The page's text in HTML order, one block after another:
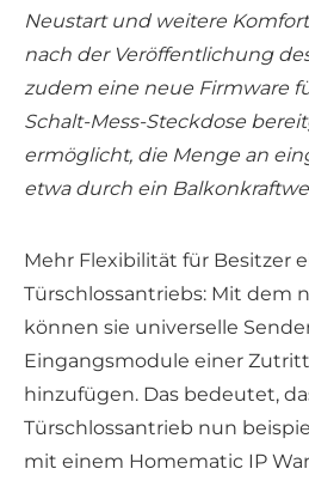
Neustart und weitere
nach der Veröffentlichung
zudem eine neue Firmware
Schalt-Mess-Steckdose
ermöglicht, die Menge an
etwa durch ein
Mehr Flexibilität für Besitzer
Türschlossantriebs: Mit dem
können sie universelle
Eingangsmodule einer
hinzufügen. Das bedeutet,
Türschlossantrieb nun
mit einem Homematic IP